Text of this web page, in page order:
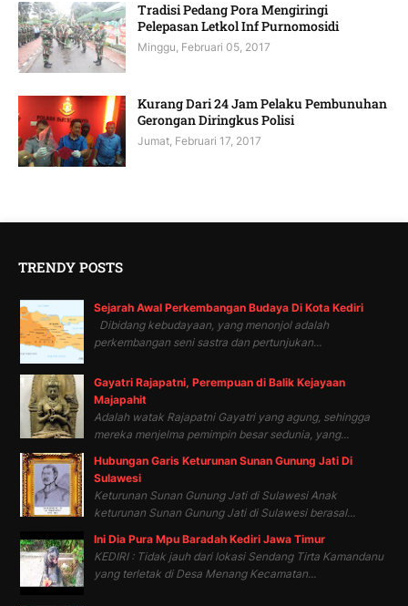
Tradisi Pedang Pora Mengiringi
Pelepasan Letkol Inf Purnomosidi
Minggu, Februari 05, 2017
Kurang Dari 24 Jam Pelaku Pembunuhan
Gerongan Diringkus Polisi
Jumat, Februari 17, 2017
TRENDY POSTS
Sejarah Awal Perkembangan Budaya Di Kota Kediri
Dibidang kebudayaan, yang menonjol adalah
perkembangan seni sastra dan pertunjukan...
Gayatri Rajapatni, Perempuan di Balik Kejayaan
Majapahit
Adalah watak Rajapatni Gayatri yang agung, sehingga
mereka menjelma pemimpin besar sedunia, yang...
Hubungan Garis Keturunan Sunan Gunung Jati Di
Sulawesi
Keturunan Sunan Gunung Jati di Sulawesi Anak
keturunan Sunan Gunung Jati di Sulawesi berasal...
Ini Dia Pura Mpu Baradah Kediri Jawa Timur
KEDIRI : Tidak jauh dari lokasi Sendang Tirta Kamandanu
yang terletak di Desa Menang Kecamatan...